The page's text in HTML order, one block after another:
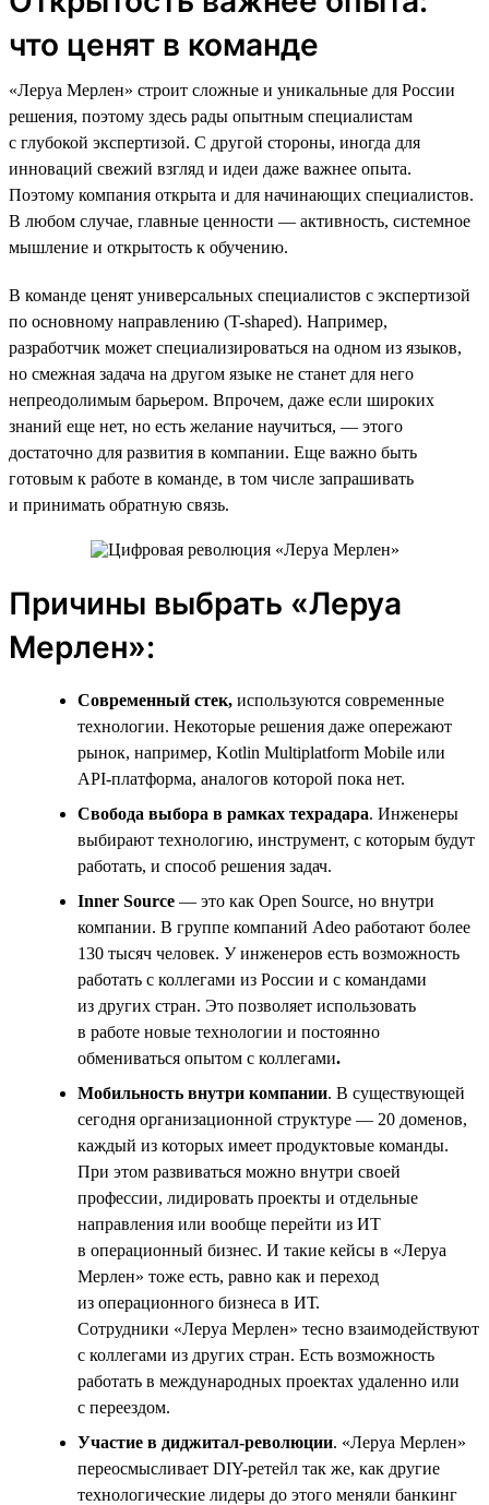
что ценят в команде
«Леруа Мерлен» строит сложные и уникальные для России
решения, поэтому здесь рады опытным специалистам
с глубокой экспертизой. С другой стороны, иногда для
инноваций свежий взгляд и идеи даже важнее опыта.
Поэтому компания открыта и для начинающих специалистов.
В любом случае, главные ценности — активность, системное
мышление и открытость к обучению.
В команде ценят универсальных специалистов с экспертизой
по основному направлению (T-shaped). Например,
разработчик может специализироваться на одном из языков,
но смежная задача на другом языке не станет для него
непреодолимым барьером. Впрочем, даже если широких
знаний еще нет, но есть желание научиться, — этого
достаточно для развития в компании. Еще важно быть
готовым к работе в команде, в том числе запрашивать
и принимать обратную связь.
Причины выбрать «Леруа
Мерлен»:
Современный стек, используются современные
технологии. Некоторые решения даже опережают
рынок, например, Kotlin Multiplatform Mobile или
API-платформа, аналогов которой пока нет.
Свобода выбора в рамках техрадара. Инженеры
выбирают технологию, инструмент, с которым будут
работать, и способ решения задач.
Inner Source — это как Open Source, но внутри
компании. В группе компаний Adeo работают более
130 тысяч человек. У инженеров есть возможность
работать с коллегами из России и с командами
из других стран. Это позволяет использовать
в работе новые технологии и постоянно
обмениваться опытом с коллегами.
Мобильность внутри компании. В существующей
сегодня организационной структуре — 20 доменов,
каждый из которых имеет продуктовые команды.
При этом развиваться можно внутри своей
профессии, лидировать проекты и отдельные
направления или вообще перейти из ИТ
в операционный бизнес. И такие кейсы в «Леруа
Мерлен» тоже есть, равно как и переход
из операционного бизнеса в ИТ.
Сотрудники «Леруа Мерлен» тесно взаимодействуют
с коллегами из других стран. Есть возможность
работать в международных проектах удаленно или
с переездом.
Участие в диджитал-революции. «Леруа Мерлен»
переосмысливает DIY-ретейл так же, как другие
технологические лидеры до этого меняли банкинг